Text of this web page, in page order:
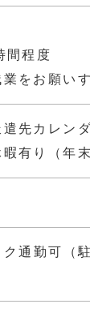
間程度
をお願い
先カレン
有り（年
ク通勤可（